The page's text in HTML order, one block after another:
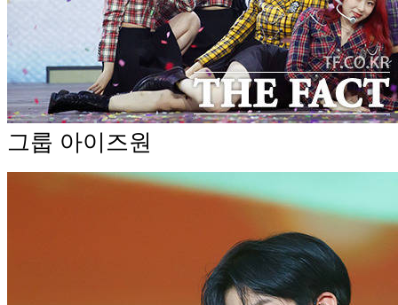
그룹 아이즈원